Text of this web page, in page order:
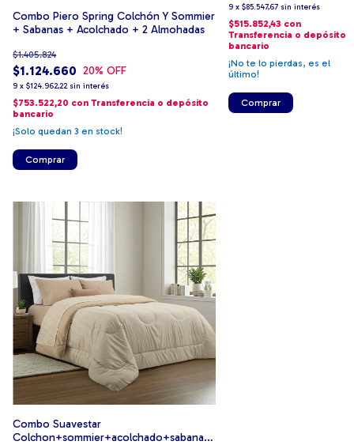
Combo Piero Spring Colchón Y Sommier
+ Sabanas + Acolchado + 2 Almohadas
$1.124.660
$1.405.824
20% OFF
9 x $124.962,22 sin interés
$753.522,20 con Transferencia o depósito
bancario
¡Solo quedan 3 en stock!
Comprar
9 x $85.547,67 sin interés
$515.852,43 con
Transferencia o depósito
bancario
¡No te lo pierdas, es el
último!
Comprar
Combo Suavestar
Colchon+sommier+acolchado+sabana+2